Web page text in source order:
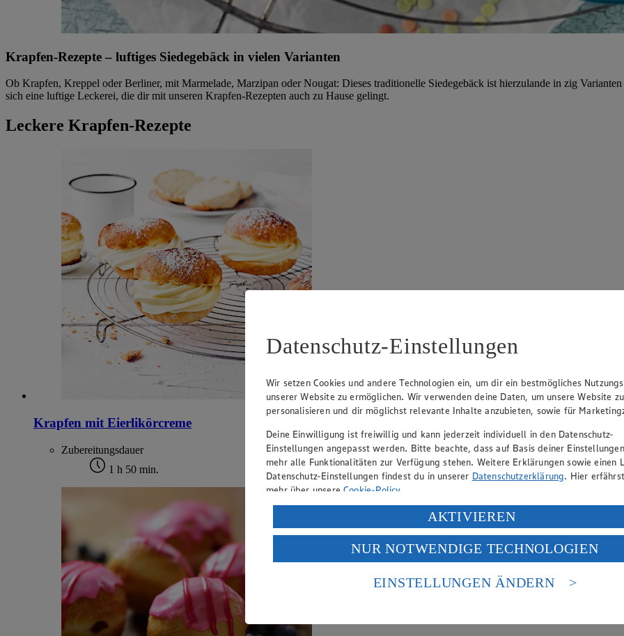
Krapfen-Rezepte – luftiges Siedegebäck in vielen Varianten
Ob Krapfen, Kreppel oder Berliner, mit Marmelade, Marzipan oder Nougat: Dieses traditionelle Siedegebäck ist hierzulande in zig
sich eine luftige Leckerei, die dir mit unseren Krapfen-Rezepten auch zu Hause gelingt.
Leckere Krapfen-Rezepte
Krapfen mit Eierlikörcreme
Zubereitungsdauer
1 h 50 min.
Datenschutz-Einstellungen
Wir setzen Cookies und andere Technologien ein, um dir ein bestmögliches
unserer Website zu ermöglichen. Wir verwenden deine Daten, um unsere Website zu
personalisieren und dir möglichst relevante Inhalte anzubieten, sowie für
Deine Einwilligung ist freiwillig und kann jederzeit individuell in den Datenschutz-
Einstellungen angepasst werden. Bitte beachte, dass auf Basis deiner
mehr alle Funktionalitäten zur Verfügung stehen. Weitere Erklärungen sowie einen
Datenschutz-Einstellungen findest du in unserer Datenschutzerklärung. Hier
mehr über unsereCookie-Policy.
Verarbeitung deiner personenbezogenen Daten in den USA durch Facebook und
Wenn du auf „Aktivieren“ klickst, willigst du im Sinne des Art. 49 Abs. 1 Satz 1 lit.
ein, dass deine Daten in den USA verarbeitet werden. Der EuGH sieht die USA als
einem nach europäischen Standards nicht angemessenen Datenschutzniveau an. Es
Risiko eines Zugriffs durch US-amerikanische Behörden.
AKTIVIEREN
NUR NOTWENDIGE TECHNOLOGIEN
EINSTELLUNGEN ÄNDERN